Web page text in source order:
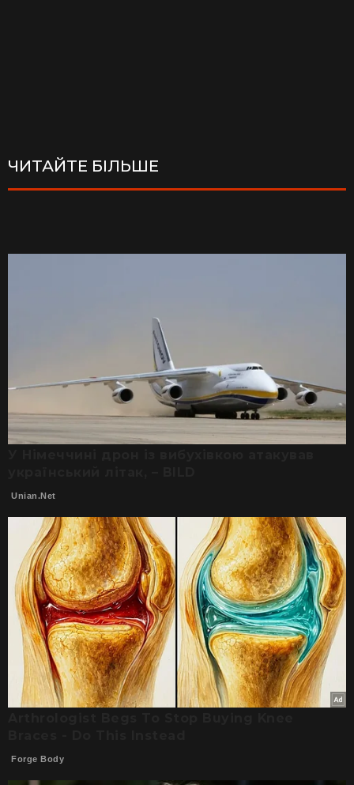
ЧИТАЙТЕ БІЛЬШЕ